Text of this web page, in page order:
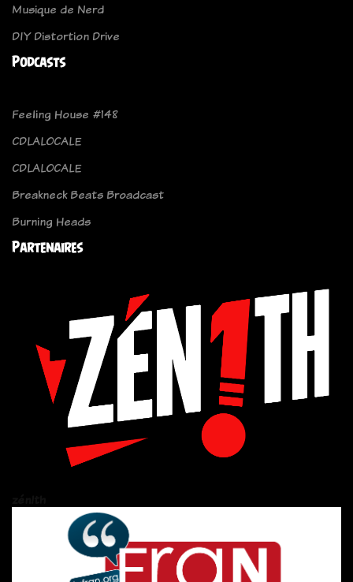
Musique de Nerd
DIY Distortion Drive
Podcasts
Feeling House #148
CDLALOCALE
CDLALOCALE
Breakneck Beats Broadcast
Burning Heads
Partenaires